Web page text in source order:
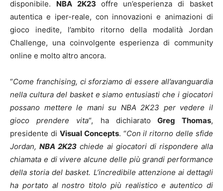
disponibile. NBA 2K23 offre un’esperienza di basket
autentica e iper-reale, con innovazioni e animazioni di
gioco inedite, l’ambito ritorno della modalità Jordan
Challenge, una coinvolgente esperienza di community
online e molto altro ancora.
“Come franchising, ci sforziamo di essere all’avanguardia
nella cultura del basket e siamo entusiasti che i giocatori
possano mettere le mani su NBA 2K23 per vedere il
gioco prendere vita“, ha dichiarato Greg Thomas,
presidente di Visual Concepts. “Con il ritorno delle sfide
Jordan,NBA 2K23 chiede ai giocatori di rispondere alla
chiamata e di vivere alcune delle più grandi performance
della storia del basket. L’incredibile attenzione ai dettagli
ha portato al nostro titolo più realistico e autentico di